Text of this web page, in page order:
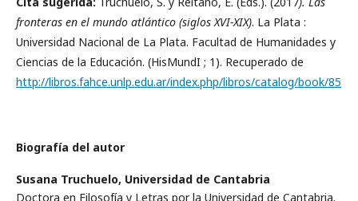
fronteras en el mundo atlántico (siglos XVI-XIX). La Plata :
Universidad Nacional de La Plata. Facultad de Humanidades y
Ciencias de la Educación. (HisMundI ; 1). Recuperado de
http://libros.fahce.unlp.edu.ar/index.php/libros/catalog/book/85
Biografía del autor
Susana Truchuelo, Universidad de Cantabria
Doctora en Filosofía y Letras por la Universidad de Cantabria.